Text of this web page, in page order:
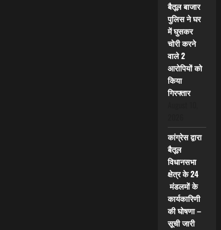
बैतूल बाजार
पुलिस ने घर
में घुसकर
चोरी करने
वाले 2
आरोपियों को
किया
गिरफ्तार
कांग्रेस द्वारा
बैतूल
विधानसभा
क्षेत्र के 24
मंडलमों के
कार्यकारिणी
की घोषणा –
सूची जारी